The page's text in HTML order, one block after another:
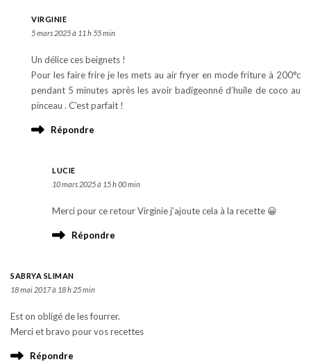
VIRGINIE
5 mars 2025 à 11 h 55 min
Un délice ces beignets !
Pour les faire frire je les mets au air fryer en mode friture à 200°c
pendant 5 minutes après les avoir badigeonné d’huile de coco au
pinceau . C’est parfait !
Répondre
LUCIE
10 mars 2025 à 15 h 00 min
Merci pour ce retour Virginie j’ajoute cela à la recette 😀
Répondre
SABRYA SLIMAN
18 mai 2017 à 18 h 25 min
Est on obligé de les fourrer.
Merci et bravo pour vos recettes
Répondre